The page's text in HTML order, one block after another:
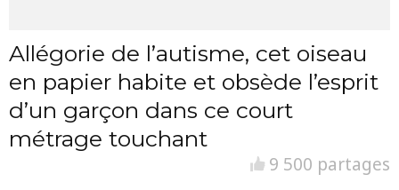
Allégorie de l’autisme, cet oiseau
en papier habite et obsède l’esprit
d’un garçon dans ce court
métrage touchant
9 500 partages